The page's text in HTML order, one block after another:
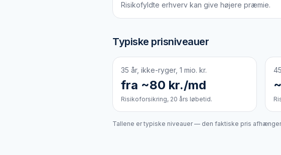
Risikofyldte erhverv kan give højere præmie.
Typiske prisniveauer
35 år, ikke-ryger, 1 mio. kr.
fra ~80 kr./md
Risikoforsikring, 20 års løbetid.
Tallene er typiske niveauer — den faktiske pris